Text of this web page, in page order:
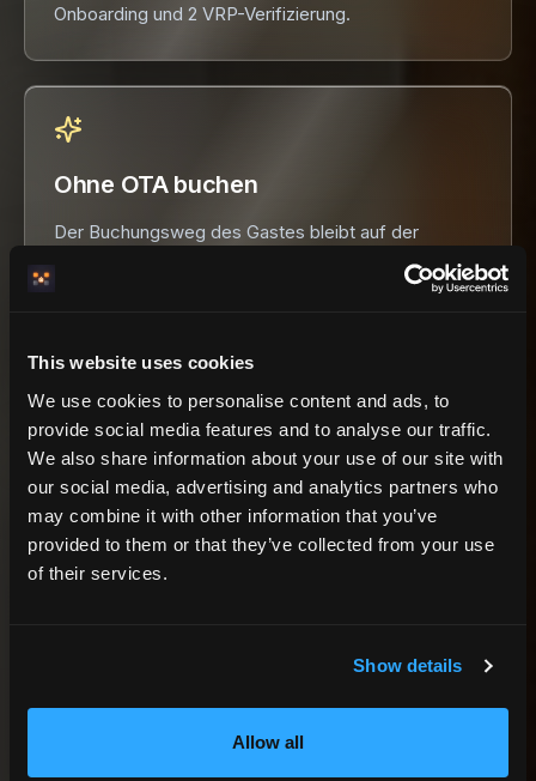
This website uses cookies
We use cookies to personalise content and ads, to
provide social media features and to analyse our traffic.
We also share information about your use of our site with
our social media, advertising and analytics partners who
may combine it with other information that you’ve
provided to them or that they’ve collected from your use
of their services.
Show details
Allow all
Onboarding und 2 VRP-Verifizierung.
Ohne OTA buchen
Der Buchungsweg des Gastes bleibt auf der
gastgeber-eigenen Domain. HemmaBo ist nie
9 federation tools
hemmabo_search_properties
hemmabo_search_availability
hemmabo_booking_cancel